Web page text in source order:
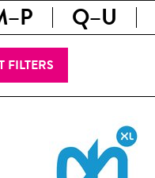
Q–U
FILTERS